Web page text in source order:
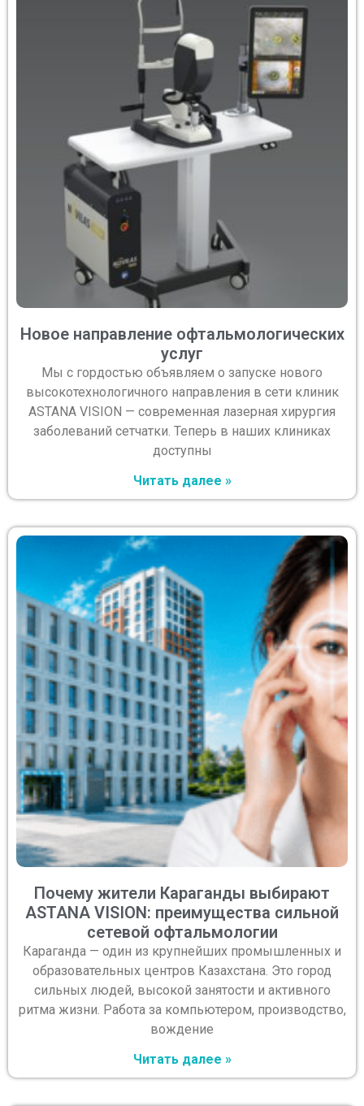
Новое направление офтальмологических
услуг
Мы с гордостью объявляем о запуске нового
высокотехнологичного направления в сети клиник
ASTANA VISION — современная лазерная хирургия
заболеваний сетчатки. Теперь в наших клиниках
доступны
Читать далее »
Почему жители Караганды выбирают
ASTANA VISION: преимущества сильной
сетевой офтальмологии
Караганда — один из крупнейших промышленных и
образовательных центров Казахстана. Это город
сильных людей, высокой занятости и активного
ритма жизни. Работа за компьютером, производство,
вождение
Читать далее »